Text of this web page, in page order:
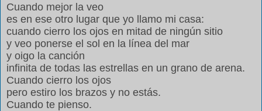
Cuando mejor la veo
es en ese otro lugar que yo llamo mi casa:
cuando cierro los ojos en mitad de ningún sitio
y veo ponerse el sol en la línea del mar
y oigo la canción
infinita de todas las estrellas en un grano de arena.
Cuando cierro los ojos
pero estiro los brazos y no estás.
Cuando te pienso.